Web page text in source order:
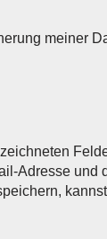
meiner
Adresse und